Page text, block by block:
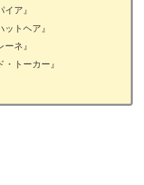
ア』
トヘア』
ネ』
トーカー』